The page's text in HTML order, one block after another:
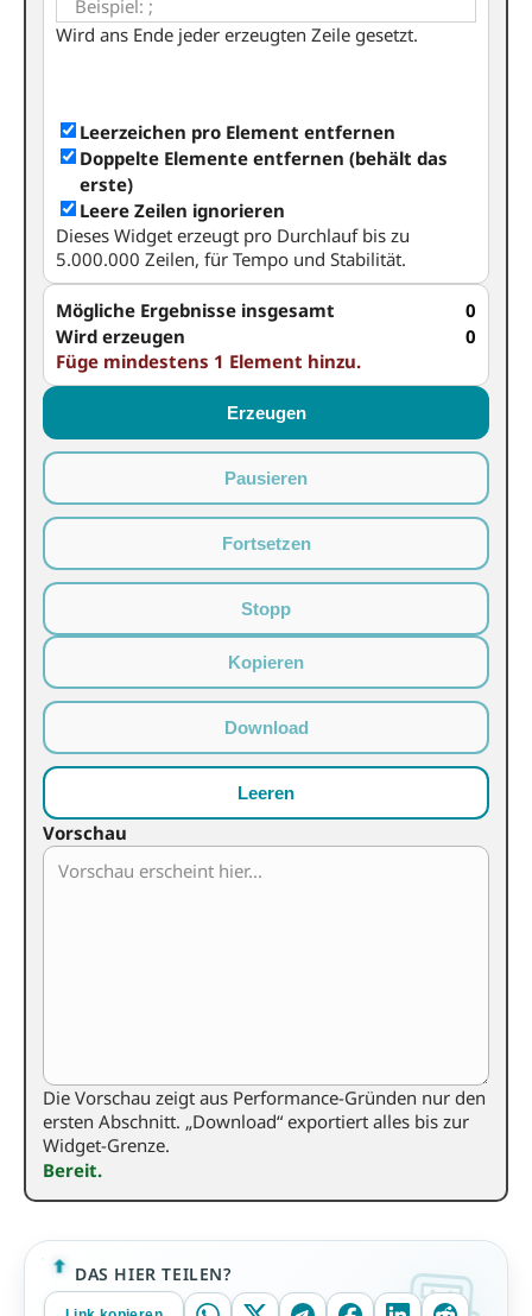
Wird ans Ende jeder erzeugten Zeile gesetzt.
Leerzeichen pro Element entfernen
Doppelte Elemente entfernen (behält das
erste)
Leere Zeilen ignorieren
Dieses Widget erzeugt pro Durchlauf bis zu
5.000.000 Zeilen, für Tempo und Stabilität.
Mögliche Ergebnisse insgesamt
0
Wird erzeugen
0
Füge mindestens 1 Element hinzu.
Erzeugen
Pausieren
Fortsetzen
Stopp
Kopieren
Download
Leeren
Vorschau
Die Vorschau zeigt aus Performance-Gründen nur den
ersten Abschnitt. „Download“ exportiert alles bis zur
Widget-Grenze.
Bereit.
DAS HIER TEILEN?